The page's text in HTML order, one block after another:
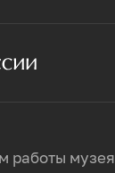
работы музея